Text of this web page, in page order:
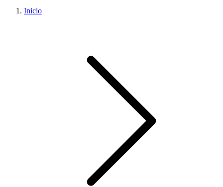
Inicio